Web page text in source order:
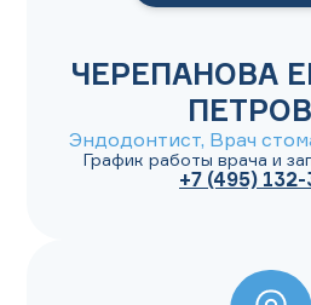
ЧЕРЕПАНОВА
Эндодонтист, Врач
График работы врача и
+7 (495)